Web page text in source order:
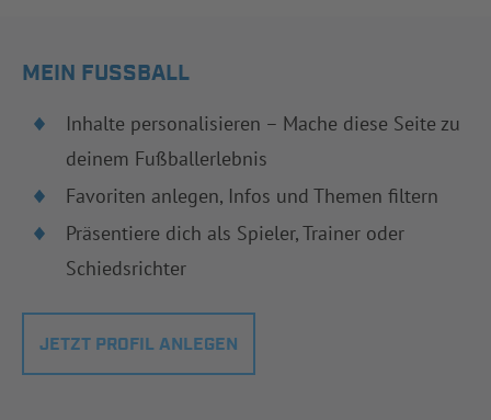
MEIN FUSSBALL
Inhalte personalisieren – Mache diese Seite zu
deinem Fußballerlebnis
Favoriten anlegen, Infos und Themen filtern
Präsentiere dich als Spieler, Trainer oder
Schiedsrichter
JETZT PROFIL ANLEGEN